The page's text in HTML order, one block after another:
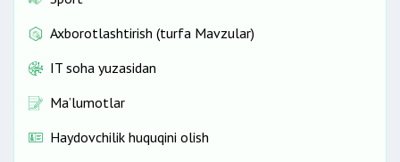
Axborotlashtirish (turfa Mavzular)
IT soha yuzasidan
Ma’lumotlar
Haydovchilik huquqini olish